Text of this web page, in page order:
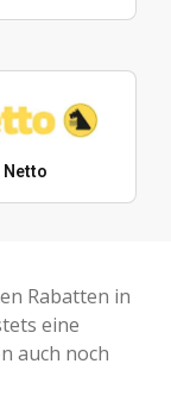
Netto
Rabatten in
eine
auch noch